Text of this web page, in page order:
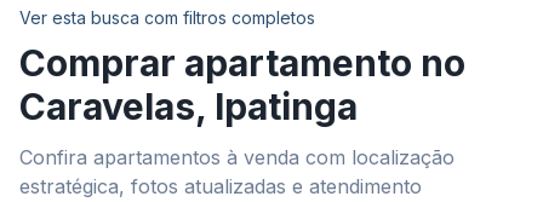
Ver esta busca com filtros completos
Comprar apartamento no
Caravelas, Ipatinga
Confira apartamentos à venda com localização
estratégica, fotos atualizadas e atendimento